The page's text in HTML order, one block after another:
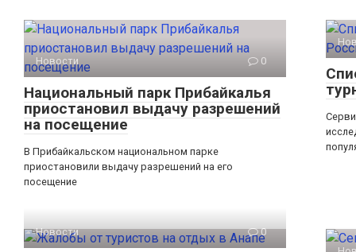
Новости 0
Национальный парк Прибайкалья
приостановил выдачу разрешений
на посещение
В Прибайкальском национальном парке
приостановили выдачу разрешений на его
посещение
Новости
0